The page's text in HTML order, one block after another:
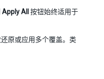
Apply All 按钮始终适用于
原或应用多个覆盖。类